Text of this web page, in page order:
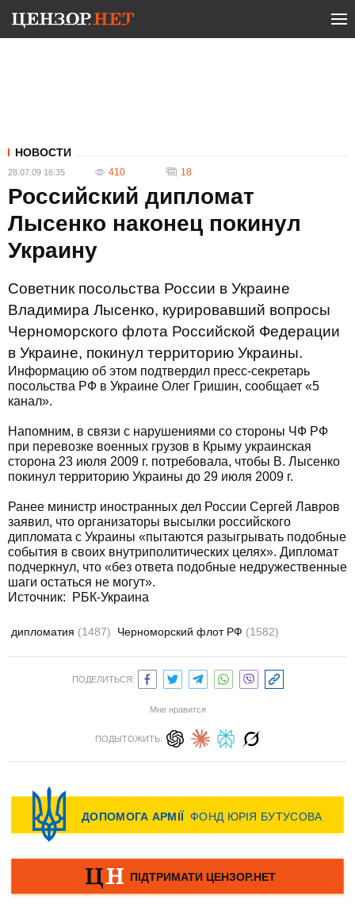
НОВОСТИ
28.07.09 16:35 410 18
Российский дипломат
Лысенко наконец покинул
Украину
Советник посольства России в Украине
Владимира Лысенко, курировавший вопросы
Черноморского флота Российской Федерации
в Украине, покинул территорию Украины.
Информацию об этом подтвердил пресс-секретарь
посольства РФ в Украине Олег Гришин, сообщает «5
канал».
Напомним, в связи с нарушениями со стороны ЧФ РФ
при перевозке военных грузов в Крыму украинская
сторона 23 июля 2009 г. потребовала, чтобы В. Лысенко
покинул территорию Украины до 29 июля 2009 г.
Ранее министр иностранных дел России Сергей Лавров
заявил, что организаторы высылки российского
дипломата с Украины «пытаются разыгрывать подобные
события в своих внутриполитических целях». Дипломат
подчеркнул, что «без ответа подобные недружественные
шаги остаться не могут».
Источник: РБК-Украина
дипломатия (1487) Черноморский флот РФ (1582)
ПОДЕЛИТЬСЯ:
Мне нравится
ПОДЫТОЖИТЬ: